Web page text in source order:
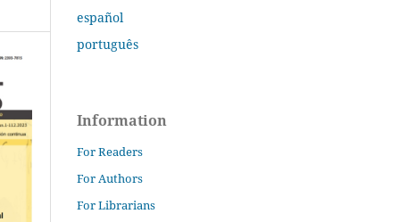
español
português
Information
For Readers
For Authors
For Librarians